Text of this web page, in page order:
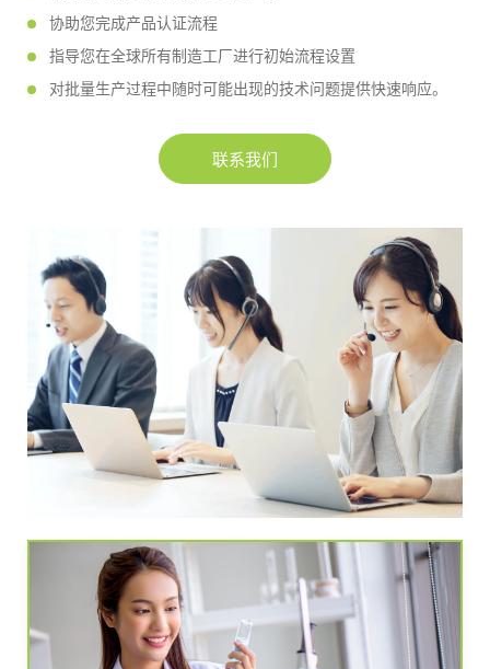
协助您完成产品认证流程
指导您在全球所有制造工厂进行初始流程设置
对批量生产过程中随时可能出现的技术问题提供快速响应。
联系我们